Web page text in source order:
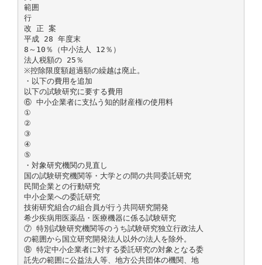
範囲
行
改 正 案
平成 28 年度末
8～10％（中小法人 12％）
法人税額の 25％
※控除限度額超過額の繰越は廃止。
・以下の費用を追加
以下の試験研究に要する費用
⑥ 中小企業者に支払う知的財産権の使用料
①
②
③
④
⑤
・対象研究機関の見直し
国の試験研究機関等・大学との間の共同委託研究
民間企業との行動研究
中小企業への委託研究
技術研究組合の組合員が行う共同研究開発
希少疾病用医薬品・医療機器に係る試験研究
⑦ 特別試験研究機関等のうち試験研究独立行政法人
の範囲から国立研究開発法人以外の法人を除外。
⑧ 特定中小企業者に対する委託研究の対象となる委
託先の範囲に公益法人等、地方公共団体の機関、地